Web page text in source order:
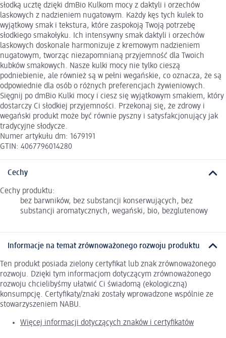
słodką ucztę dzięki dmBio Kulkom mocy z daktyli i orzechów
laskowych z nadzieniem nugatowym. Każdy kęs tych kulek to
wyjątkowy smak i tekstura, które zaspokoją Twoją potrzebę
słodkiego smakołyku. Ich intensywny smak daktyli i orzechów
laskowych doskonale harmonizuje z kremowym nadzieniem
nugatowym, tworząc niezapomnianą przyjemność dla Twoich
kubków smakowych. Nasze kulki mocy nie tylko cieszą
podniebienie, ale również są w pełni wegańskie, co oznacza, że są
odpowiednie dla osób o różnych preferencjach żywieniowych.
Sięgnij po dmBio Kulki mocy i ciesz się wyjątkowym smakiem, który
dostarczy Ci słodkiej przyjemności. Przekonaj się, że zdrowy i
wegański produkt może być równie pyszny i satysfakcjonujący jak
tradycyjne słodycze.
Numer artykułu dm: 1679191
GTIN: 4067796014280
Cechy
Cechy produktu:
bez barwników, bez substancji konserwujących, bez
substancji aromatycznych, wegański, bio, bezglutenowy
Informacje na temat zrównoważonego rozwoju produktu
Ten produkt posiada zielony certyfikat lub znak zrównoważonego
rozwoju. Dzięki tym informacjom dotyczącym zrównoważonego
rozwoju chcielibyśmy ułatwić Ci świadomą (ekologiczną)
konsumpcję. Certyfikaty/znaki zostały wprowadzone wspólnie ze
stowarzyszeniem NABU.
Więcej informacji dotyczących znaków i certyfikatów